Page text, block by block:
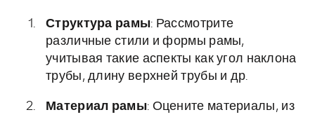
Структура рамы: Рассмотрите
различные стили и формы рамы,
учитывая такие аспекты как угол наклона
трубы, длину верхней трубы и др.
Материал рамы: Оцените материалы, из